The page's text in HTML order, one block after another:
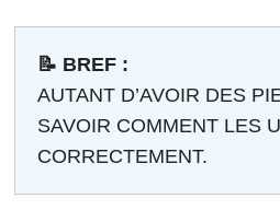
📝 BREF :
AUTANT D’AVOIR DES
SAVOIR COMMENT LES
CORRECTEMENT.